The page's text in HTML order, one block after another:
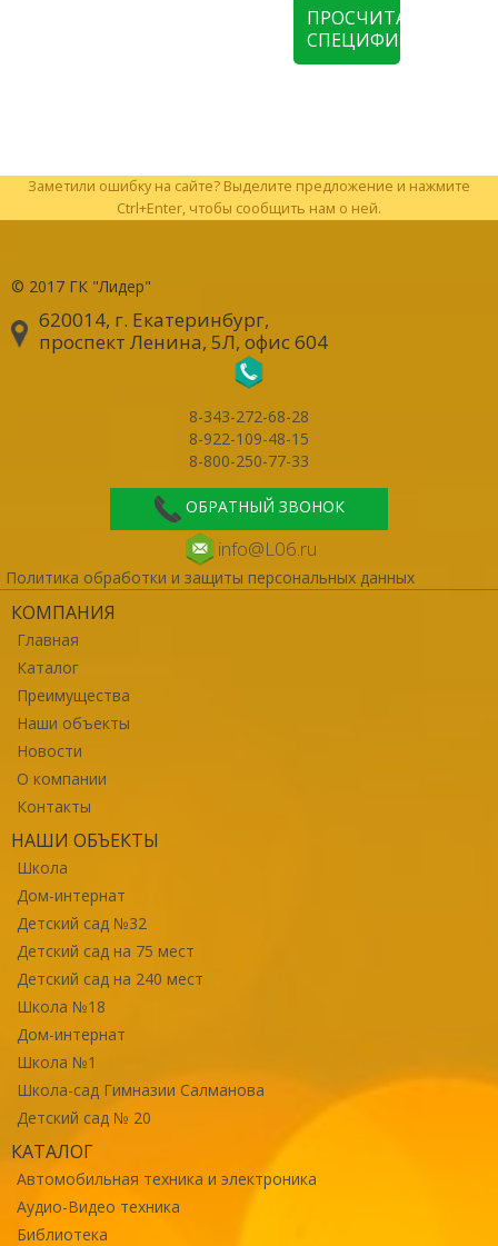
ПРОСЧИТАТЬ
СПЕЦИФИКАЦИЮ
Заметили ошибку на сайте? Выделите предложение и нажмите
Ctrl+Enter, чтобы сообщить нам о ней.
© 2017 ГК "Лидер"
620014, г. Екатеринбург,
проспект Ленина, 5Л, офис 604
8-343-272-68-28
8-922-109-48-15
8-800-250-77-33
ОБРАТНЫЙ ЗВОНОК
info@L06.ru
Политика обработки и защиты персональных данных
КОМПАНИЯ
Главная
Каталог
Преимущества
Наши объекты
Новости
О компании
Контакты
НАШИ ОБЪЕКТЫ
Школа
Дом-интернат
Детский сад №32
Детский сад на 75 мест
Детский сад на 240 мест
Школа №18
Дом-интернат
Школа №1
Школа-сад Гимназии Салманова
Детский сад № 20
КАТАЛОГ
Автомобильная техника и электроника
Аудио-Видео техника
Библиотека